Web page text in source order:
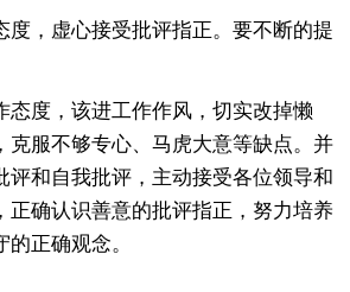
度，虚心接受批评指正。要不断的提
态度，该进工作作风，切实改掉懒
克服不够专心、马虎大意等缺点。并
评和自我批评，主动接受各位领导和
正确认识善意的批评指正，努力培养
正确观念。